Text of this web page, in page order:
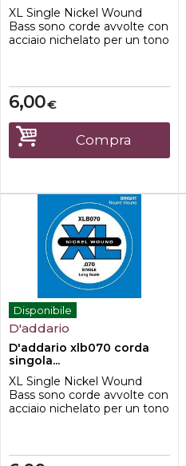
XL Single Nickel Wound
Bass sono corde avvolte con
acciaio nichelato per un tono
€
6,00
Compra
Disponibile
D'addario
D'addario xlb070 corda
singola...
XL Single Nickel Wound
Bass sono corde avvolte con
acciaio nichelato per un tono